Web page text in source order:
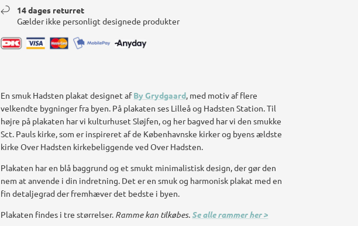
14 dages returret
Gælder ikke personligt designede produkter
En smuk Hadsten plakatdesignet afBy Grydgaard, med motiv af flere
velkendte bygninger fra byen. På plakaten ses Lilleå og Hadsten Station. Til
højre på plakaten har vi kulturhuset Sløjfen, og her bagved har vi den smukke
Sct. Pauls kirke, som er inspireret af de Københavnske kirker og byens ældste
kirke Over Hadsten kirkebeliggende ved Over Hadsten.
Plakaten har en blå baggrund og et smukt minimalistisk design, der gør den
nem at anvende i din indretning. Det er en smuk og harmonisk plakat med en
fin detaljegrad der fremhæver det bedste i byen.
Plakaten findes i tre størrelser. Ramme kan tilkøbes. Se alle rammer her >